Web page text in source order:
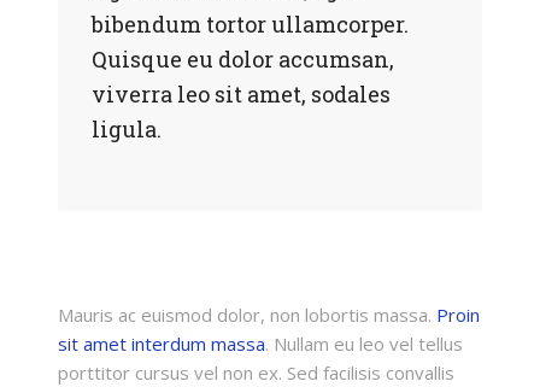
bibendum tortor ullamcorper.
Quisque eu dolor accumsan,
viverra leo sit amet, sodales
ligula.
Mauris ac euismod dolor, non lobortis massa. Proin
sit amet interdum massa. Nullam eu leo vel tellus
porttitor cursus vel non ex. Sed facilisis convallis